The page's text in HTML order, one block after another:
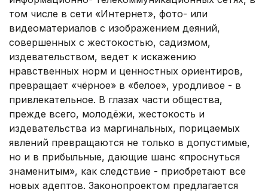
том числе в сети «Интернет», фото- или
видеоматериалов с изображением деяний,
совершенных с жестокостью, садизмом,
издевательством, ведет к искажению
нравственных норм и ценностных ориентиров,
превращает «чёрное» в «белое», уродливое - в
привлекательное. В глазах части общества,
прежде всего, молодёжи, жестокость и
издевательства из маргинальных, порицаемых
явлений превращаются не только в допустимые,
но и в прибыльные, дающие шанс «проснуться
знаменитым», как следствие - приобретают все
новых адептов. Законопроектом предлагается